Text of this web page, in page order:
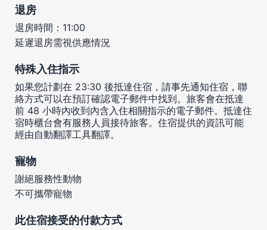
退房
退房時間：11:00
延遲退房需視供應情況
特殊入住指示
如果您計劃在 23:30 後抵達住宿，請事先通知住宿，聯
絡方式可以在預訂確認電子郵件中找到。旅客會在抵達
前 48 小時內收到內含入住相關指示的電子郵件。抵達住
宿時櫃台會有服務人員接待旅客。住宿提供的資訊可能
經由自動翻譯工具翻譯。
寵物
謝絕服務性動物
不可攜帶寵物
此住宿接受的付款方式